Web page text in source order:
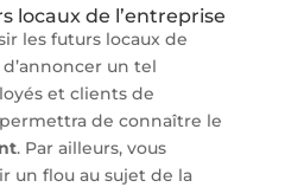
locaux de l’entreprise
les futurs locaux de
un tel
et clients de
permettra de connaître le
. Par ailleurs, vous
un flou au sujet de la